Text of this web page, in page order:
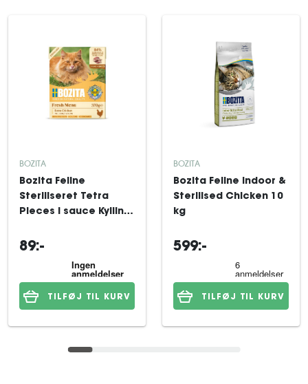
BOZITA
Bozita Feline
Steriliseret Tetra
Pieces i sauce Kylling
89:-
TILFØJ TIL KURV
BOZITA
Bozita Feline Indoor &
Sterilised Chicken 10
kg
599:-
TILFØJ TIL KURV